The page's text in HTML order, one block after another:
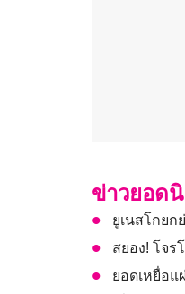
ข่าวยอด
ยูเนสโกยก
สยอง! โจ
ยอดเหยื่อ